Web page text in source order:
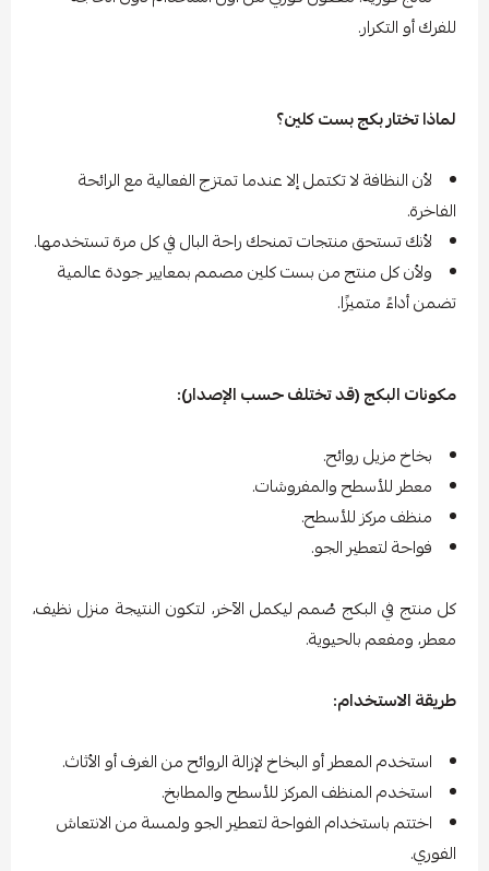
للفرك أو التكرار.
لماذا تختار بكج بست كلين؟
لأن النظافة لا تكتمل إلا عندما تمتزج الفعالية مع الرائحة
الفاخرة.
لأنك تستحق منتجات تمنحك راحة البال في كل مرة تستخدمها.
ولأن كل منتج من بست كلين مصمم بمعايير جودة عالمية
تضمن أداءً متميزًا.
مكونات البكج (قد تختلف حسب الإصدار):
بخاخ مزيل روائح.
معطر للأسطح والمفروشات.
منظف مركز للأسطح.
فواحة لتعطير الجو.
كل منتج في البكج صُمم ليكمل الآخر، لتكون النتيجة منزل نظيف،
معطر، ومفعم بالحيوية.
طريقة الاستخدام:
استخدم المعطر أو البخاخ لإزالة الروائح من الغرف أو الأثاث.
استخدم المنظف المركز للأسطح والمطابخ.
اختتم باستخدام الفواحة لتعطير الجو ولمسة من الانتعاش
الفوري.